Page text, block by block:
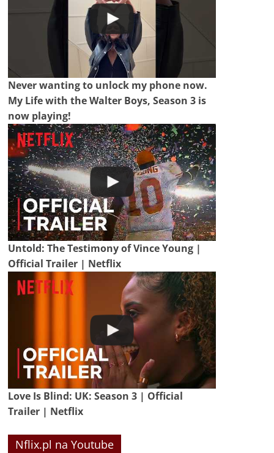
Never wanting to unlock my phone now.
My Life with the Walter Boys, Season 3 is
now playing!
Untold: The Testimony of Vince Young |
Official Trailer | Netflix
Love Is Blind: UK: Season 3 | Official
Trailer | Netflix
Nflix.pl na Youtube